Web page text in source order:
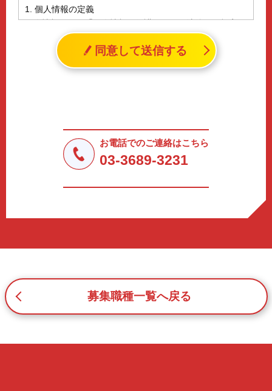
1. 個人情報の定義
個人情報とは、「個人情報の保護に関する法律」に規定さ
れる生存する個人に関する情報であって、氏名、生年月日
その他の記述等により特定の個人を識別することができる
情報（個人識別情報）を指します。
a.応募者等からのお問い合わせに対応・管理するため
b.本ウェブサイトにおけるサービスの提供・運用のため
3. プライバシー尊重
4. 法令等の遵守
応募者等の個人情報の取得、利用その他一切の取り扱いに
令、及び本プライバシーポリシーを遵守します。
同意して送信する
お電話でのご連絡はこちら
03-3689-3231
募集職種一覧へ戻る